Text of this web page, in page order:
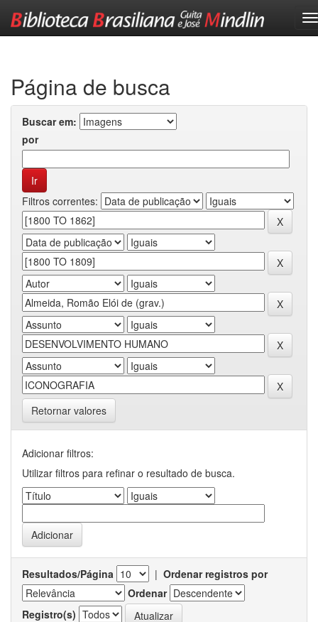
Página de busca
Buscar em:
por
Filtros correntes:
Retornar valores
Adicionar filtros:
Utilizar filtros para refinar o resultado de busca.
Resultados/Página | Ordenar registros por
Ordenar
Registro(s)